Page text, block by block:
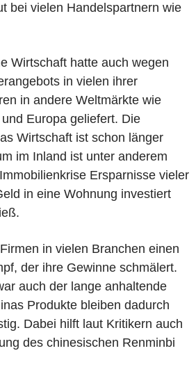
bei vielen Handelspartnern wie
Wirtschaft hatte auch wegen
in vielen ihrer
in andere Weltmärkte wie
Europa geliefert. Die
Wirtschaft ist schon länger
im Inland ist unter anderem
Ersparnisse vieler
in eine Wohnung investiert
in vielen Branchen einen
der ihre Gewinne schmälert.
auch der lange anhaltende
Produkte bleiben dadurch
Dabei hilft laut Kritikern auch
des chinesischen Renminbi